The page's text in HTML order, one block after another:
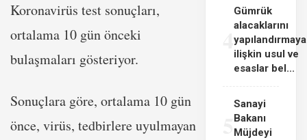
Koronavirüs test sonuçları,
ortalama 10 gün önceki
bulaşmaları gösteriyor.
Sonuçlara göre, ortalama 10 gün
önce, virüs, tedbirlere uyulmayan
4
Gümrük
alacaklarını
yapılandırmaya
ilişkin usul ve
esaslar bel...
Sanayi
Bakanı
Müjdeyi